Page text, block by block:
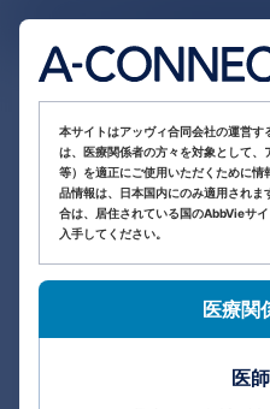
本サイトはアッヴィ合同会社の運営
は、医療関係者の方々を対象として
等）を適正にご使用いただくために
品情報は、日本国内にのみ適用され
合は、居住されている国のAbbVieサ
入手してください。
医療関
医